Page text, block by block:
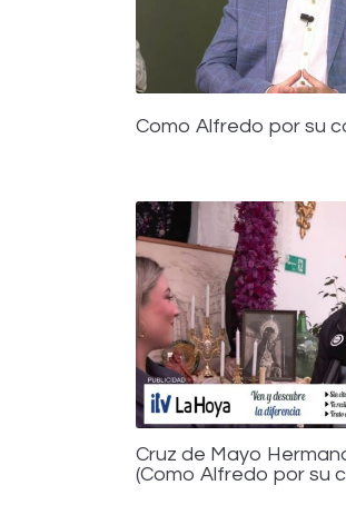
Como Alfredo por su
Cruz de Mayo
(Como Alfredo por su